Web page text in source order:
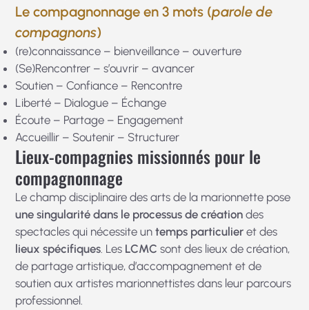
Le compagnonnage en 3 mots (parole de
compagnons)
(re)connaissance – bienveillance – ouverture
(Se)Rencontrer – s’ouvrir – avancer
Soutien – Confiance – Rencontre
Liberté – Dialogue – Échange
Écoute – Partage – Engagement
Accueillir – Soutenir – Structurer
Lieux-compagnies missionnés pour le
compagnonnage
Le champ disciplinaire des arts de la marionnette pose
une singularité dans le processus de créationdes
spectacles qui nécessite untemps particulieret des
lieux spécifiques. Les LCMC sont des lieux de création,
de partage artistique, d’accompagnement et de
soutien aux artistes marionnettistes dans leur parcours
professionnel.